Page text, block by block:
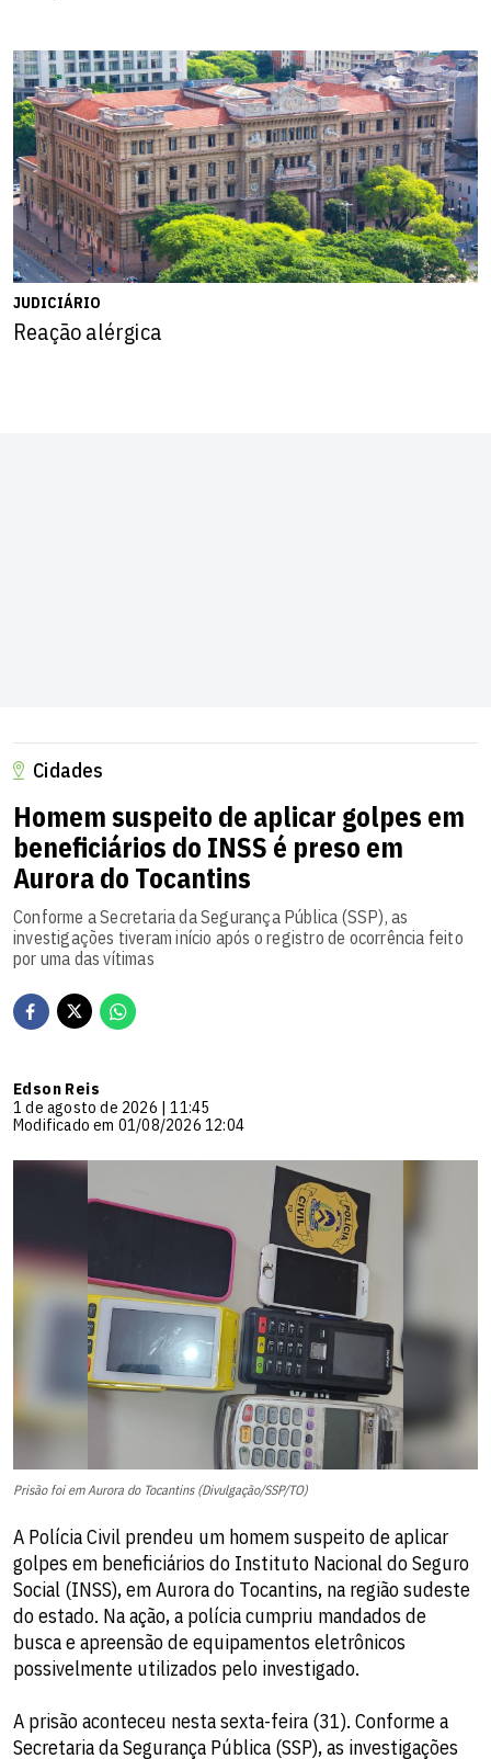
JUDICIÁRIO
Reação alérgica
Cidades
Homem suspeito de aplicar golpes em
beneficiários do INSS é preso em
Aurora do Tocantins
Conforme a Secretaria da Segurança Pública (SSP), as
investigações tiveram início após o registro de ocorrência feito
por uma das vítimas
Edson Reis
1 de agosto de 2026 | 11:45
Modificado em 01/08/2026 12:04
Prisão foi em Aurora do Tocantins (Divulgação/SSP/TO)
A Polícia Civil prendeu um homem suspeito de aplicar
golpes em beneficiários do Instituto Nacional do Seguro
Social (INSS), em Aurora do Tocantins, na região sudeste
do estado. Na ação, a polícia cumpriu mandados de
busca e apreensão de equipamentos eletrônicos
possivelmente utilizados pelo investigado.
A prisão aconteceu nesta sexta-feira (31). Conforme a
Secretaria da Segurança Pública (SSP), as investigações